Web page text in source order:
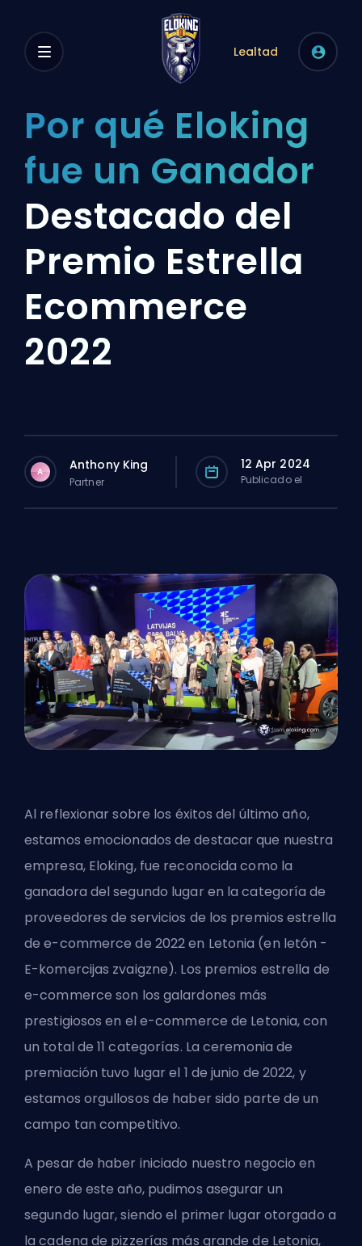
Lealtad
Por qué Eloking
fue un Ganador
Destacado del
Premio Estrella
Ecommerce
2022
A Anthony King
Partner
12 Apr 2024
Publicado el
Al reflexionar sobre los éxitos del último año,
estamos emocionados de destacar que nuestra
empresa, Eloking, fue reconocida como la
ganadora del segundo lugar en la categoría de
proveedores de servicios de los premios estrella
de e-commerce de 2022 en Letonia (en letón -
E-komercijas zvaigzne). Los premios estrella de
e-commerce son los galardones más
prestigiosos en el e-commerce de Letonia, con
un total de 11 categorías. La ceremonia de
premiación tuvo lugar el 1 de junio de 2022, y
estamos orgullosos de haber sido parte de un
campo tan competitivo.
A pesar de haber iniciado nuestro negocio en
enero de este año, pudimos asegurar un
segundo lugar, siendo el primer lugar otorgado a
la cadena de pizzerías más grande de Letonia,